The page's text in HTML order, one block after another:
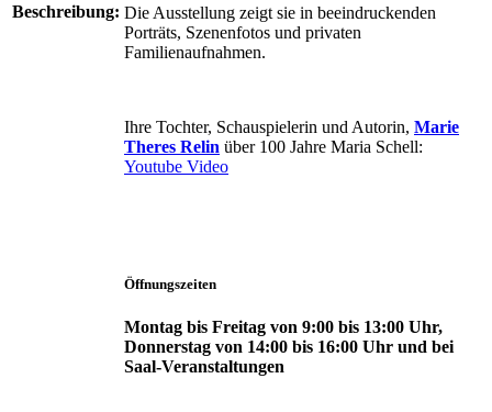
Beschreibung: Die Ausstellung zeigt sie in beeindruckenden
Porträts, Szenenfotos und privaten
Familienaufnahmen.
Ihre Tochter, Schauspielerin und Autorin, Marie
Theres Relin über 100 Jahre Maria Schell:
Youtube Video
Öffnungszeiten
Montag bis Freitag von 9:00 bis 13:00 Uhr,
Donnerstag von 14:00 bis 16:00 Uhr und bei
Saal-Veranstaltungen